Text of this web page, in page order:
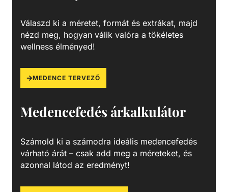
Válaszd ki a méretet, formát és extrákat, majd
nézd meg, hogyan válik valóra a tökéletes
wellness élményed!
MEDENCE TERVEZŐ
Medencefedés árkalkulátor
Számold ki a számodra ideális medencefedés
várható árát – csak add meg a méreteket, és
azonnal látod az eredményt!